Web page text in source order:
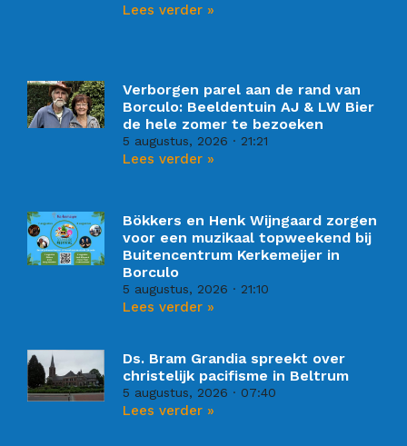
Lees verder »
Verborgen parel aan de rand van
Borculo: Beeldentuin AJ & LW Bier
de hele zomer te bezoeken
5 augustus, 2026 21:21
Lees verder »
Bökkers en Henk Wijngaard zorgen
voor een muzikaal topweekend bij
Buitencentrum Kerkemeijer in
Borculo
5 augustus, 2026 21:10
Lees verder »
Ds. Bram Grandia spreekt over
christelijk pacifisme in Beltrum
5 augustus, 2026 07:40
Lees verder »